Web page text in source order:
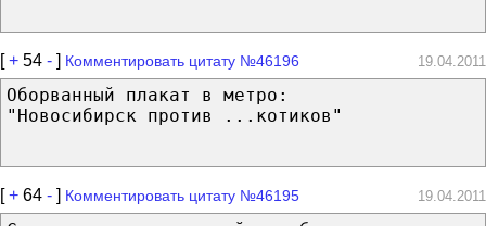
[+ 54 - ] Комментировать цитату №46196 19.04.2011
Оборванный плакат в метро:
"Новосибирск против ...котиков"
[+ 64 - ] Комментировать цитату №46195 19.04.2011